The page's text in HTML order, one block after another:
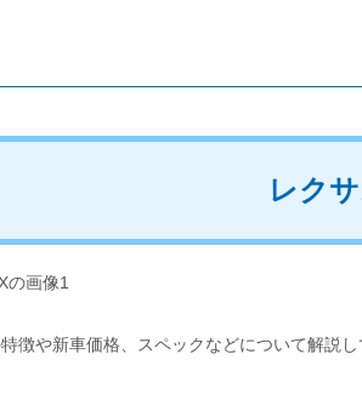
レク
徴や新車価格、スペックなどについて解説し